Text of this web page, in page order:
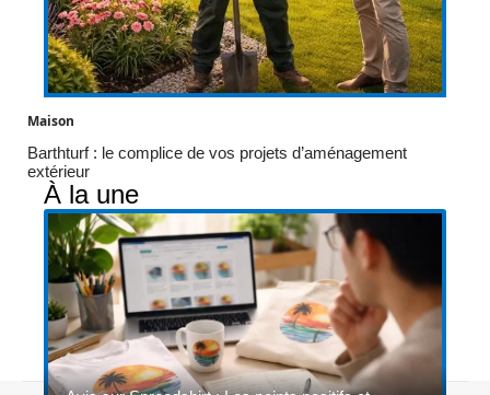
Maison
Barthturf : le complice de vos projets d’aménagement
extérieur
À la une